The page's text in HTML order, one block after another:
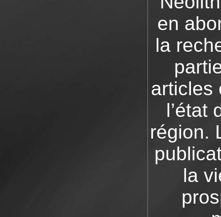
en
la
articles
l’état
région.
la